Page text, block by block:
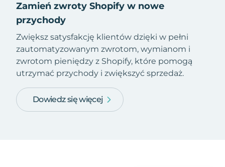
Zamień zwroty Shopify w nowe
przychody
Zwiększ satysfakcję klientów dzięki w pełni
zautomatyzowanym zwrotom, wymianom i
zwrotom pieniędzy z Shopify, które pomogą
utrzymać przychody i zwiększyć sprzedaż.
Dowiedz się więcej